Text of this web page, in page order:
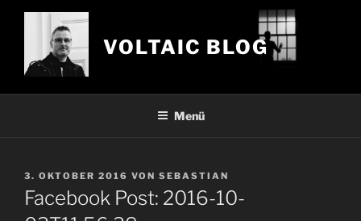
Zum
VOLTAIC BLOG
Menü
VERÖFFENTLICHT
AM
3. OKTOBER 2016 VON SEBASTIAN
Facebook Post: 2016-10-